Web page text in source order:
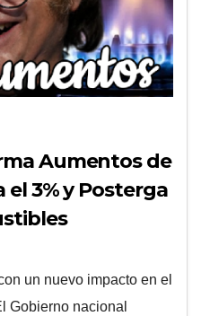
Aumentos de
el 3% y Posterga
un nuevo impacto en el
Gobierno nacional